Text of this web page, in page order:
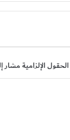
الحقول الإلزامية مشار